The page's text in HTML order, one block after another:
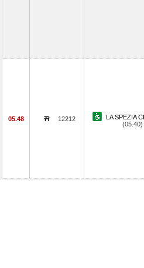
05.48 12212
LA SPEZIA
(05.40)